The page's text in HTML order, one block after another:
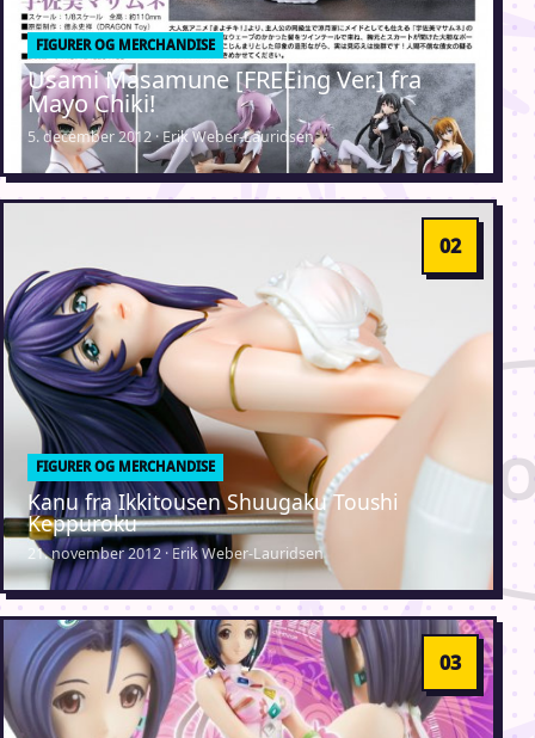
FIGURER OG MERCHANDISE
Usami Masamune [FREEing Ver.] fra
Mayo Chiki!
5. december 2012 · Erik Weber-Lauridsen
FIGURER OG MERCHANDISE
Kanu fra Ikkitousen Shuugaku Toushi
Keppuroku
21. november 2012 · Erik Weber-Lauridsen